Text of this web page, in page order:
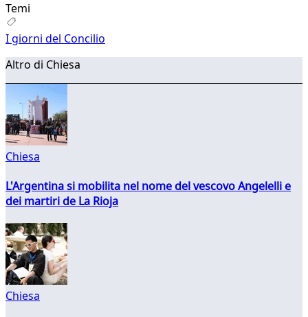
Temi
I giorni del Concilio
Altro di Chiesa
Chiesa
L'Argentina si mobilita nel nome del vescovo Angelelli e
dei martiri de La Rioja
Chiesa